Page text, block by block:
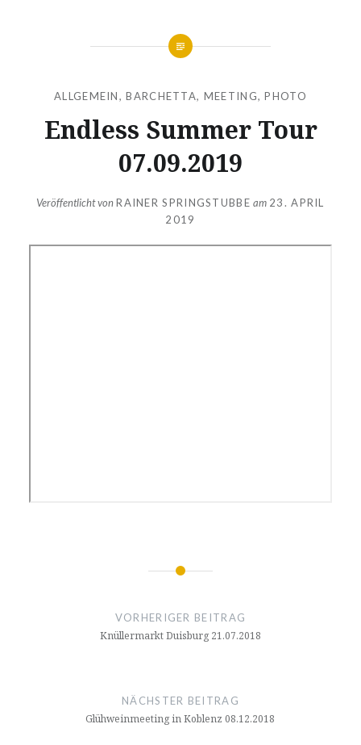
ALLGEMEIN,BARCHETTA, MEETING,PHOTO
Endless Summer Tour
07.09.2019
Veröffentlicht vonRAINER SPRINGSTUBBE am 23. APRIL
2019
Beitragsnavigation
VORHERIGER BEITRAG
Knüllermarkt Duisburg 21.07.2018
NÄCHSTER BEITRAG
Glühweinmeeting in Koblenz 08.12.2018